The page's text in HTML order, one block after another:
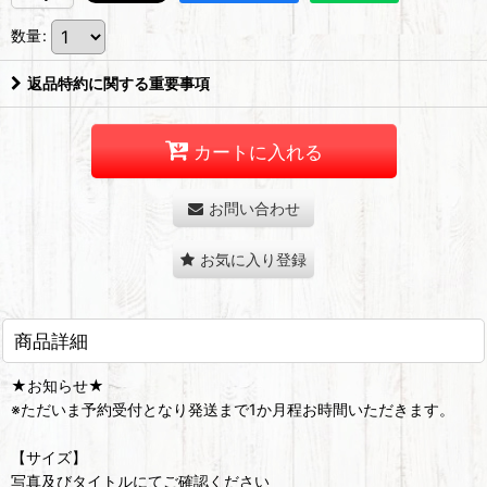
数量:
返品特約に関する重要事項
カートに入れる
お問い合わせ
お気に入り登録
商品詳細
★お知らせ★
※ただいま予約受付となり発送まで1か月程お時間いただきます。
【サイズ】
写真及びタイトルにてご確認ください